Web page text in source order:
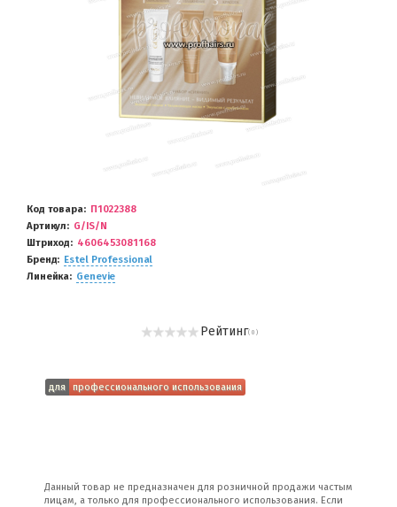
Код товара
П1022388
Артикул
G/IS/N
Штриход
4606453081168
Бренд
Estel Professional
Линейка
Genevie
Рейтинг( 0 )
для профессионального использования
Данный товар не предназначен для розничной продажи частым
лицам, а только для профессионального использования. Если